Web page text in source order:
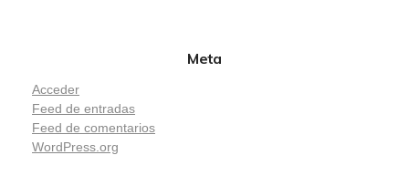
Meta
Acceder
Feed de entradas
Feed de comentarios
WordPress.org